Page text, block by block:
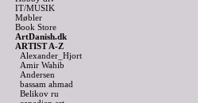
IT/MUSIK
Møbler
Book Store
ArtDanish.dk
ARTIST A-Z
Alexander_Hjort
Amir Wahib
Andersen
bassam ahmad
Belikov ru